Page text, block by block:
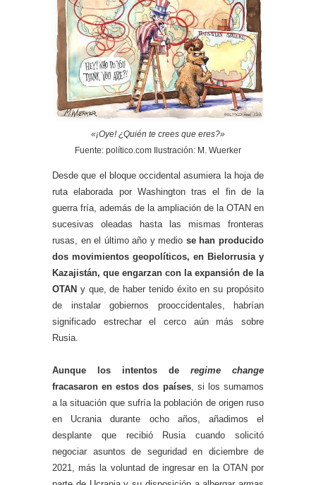
«¡Oye! ¿Quién te crees que eres?»
Fuente: político.com Ilustración: M. Wuerker
Desde que el bloque occidental asumiera la hoja de
ruta elaborada por Washington tras el fin de la
guerra fría, además de la ampliación de la OTAN en
sucesivas oleadas hasta las mismas fronteras
rusas, en el último año y medio se han producido
dos movimientos geopolíticos, en Bielorrusia y
Kazajistán, que engarzan con la expansión de la
OTAN y que, de haber tenido éxito en su propósito
de instalar gobiernos prooccidentales, habrían
significado estrechar el cerco aún más sobre
Rusia.
Aunque los intentos de regime change
fracasaron en estos dos países, si los sumamos
a la situación que sufría la población de origen ruso
en Ucrania durante ocho años, añadimos el
desplante que recibió Rusia cuando solicitó
negociar asuntos de seguridad en diciembre de
2021, más la voluntad de ingresar en la OTAN por